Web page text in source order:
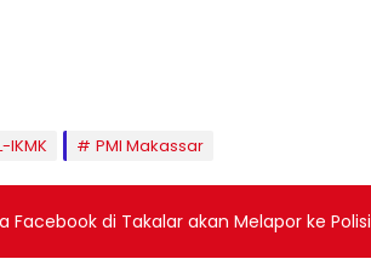
IKMK PMI Makassar
Facebook di Takalar akan Melapor ke Polisi